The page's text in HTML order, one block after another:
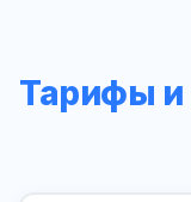
Тарифы и